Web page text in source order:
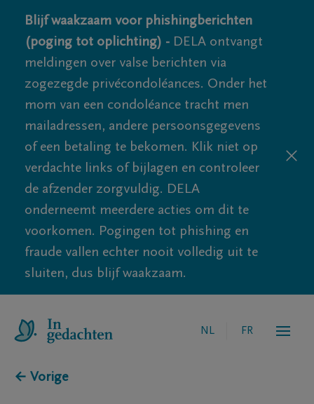
Blijf waakzaam voor phishingberichten
(poging tot oplichting) - DELA ontvangt
meldingen over valse berichten via
zogezegde privécondoléances. Onder het
mom van een condoléance tracht men
mailadressen, andere persoonsgegevens
of een betaling te bekomen. Klik niet op
verdachte links of bijlagen en controleer
de afzender zorgvuldig. DELA
onderneemt meerdere acties om dit te
voorkomen. Pogingen tot phishing en
fraude vallen echter nooit volledig uit te
sluiten, dus blijf waakzaam.
NL FR
← Vorige